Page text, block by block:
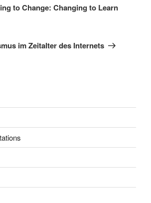
to Change: Changing to Learn
im Zeitalter des Internets